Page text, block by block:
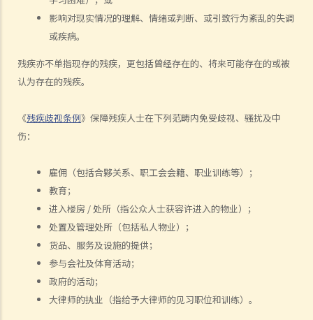
影响对现实情况的理解、情绪或判断、或引致行为紊乱的失调
或疾病。
残疾亦不单指现存的残疾，更包括曾经存在的、将来可能存在的或被
认为存在的残疾。
《残疾歧视条例》保障残疾人士在下列范畴内免受歧视、骚扰及中
伤：
雇佣（包括合夥关系、职工会会籍、职业训练等）；
教育；
进入楼房 / 处所（指公众人士获容许进入的物业）；
处置及管理处所（包括私人物业）；
货品、服务及设施的提供；
参与会社及体育活动；
政府的活动；
大律师的执业（指给予大律师的见习职位和训练）。
7. 甚么是婚姻状况歧视？
8. 雇主可否因求职者怀孕而不予录用？
9. 教育机构或服务提供者可否基于我的性别、怀孕或婚姻状况，而拒绝
为我提供服务或设施？
作证而同样受到歧视，是否亦可以提出投诉？
残疾歧视
1. 在涉及残疾歧视的问题内，歧视、骚扰及中伤的定义是甚么？
2. 雇主可在甚么情况下拒绝聘用或解雇一名残疾人士？假如我患有严重
脚伤，是否一定无机会获得聘用？
3. 假如某雇员患有传染病或爱滋病，雇主可否解雇该雇员？
4. 如果我作出投诉后受到更差的对待，那怎么办？假如我的朋友为我作
证而同样受到歧视，是否亦可以提出投诉？
5. 假如我的亲人或朋友是残疾人士，并受到他人歧视，我可否代表他们